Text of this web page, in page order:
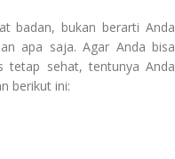
badan, bukan berarti Anda
apa saja. Agar Anda bisa
tetap sehat, tentunya Anda
berikut ini: